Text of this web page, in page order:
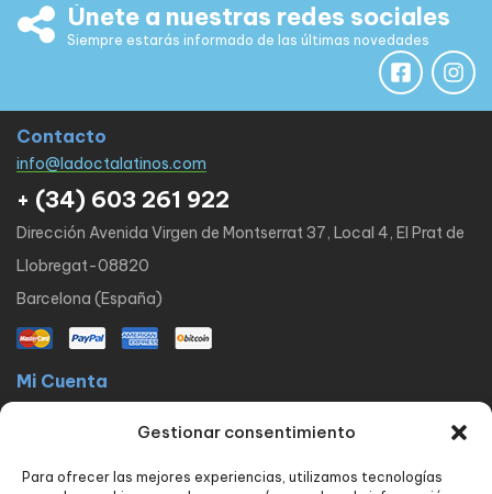
Gestionar consentimiento
Para ofrecer las mejores experiencias, utilizamos tecnologías
Únete a nuestras redes sociales
Siempre estarás informado de las últimas novedades
Contacto
info@ladoctalatinos.com
+ (34) 603 261 922
Dirección Avenida Virgen de Montserrat 37, Local 4, El Prat de
Llobregat-08820
Barcelona (España)
Mi Cuenta
Políticas